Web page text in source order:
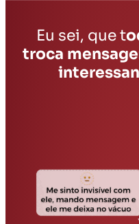
Eu sei, que t
troca